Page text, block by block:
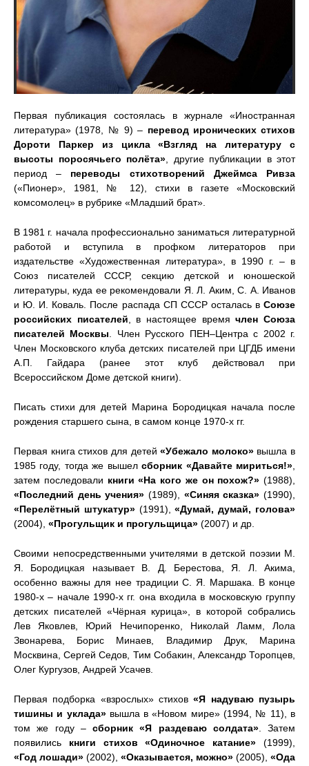
Первая публикация состоялась в журнале «Иностранная
литература» (1978, № 9) – перевод иронических стихов
Дороти Паркер из цикла «Взгляд на литературу с
высоты поросячьего полёта» , другие публикации в этот
период – переводы стихотворений Джеймса Ривза
(«Пионер», 1981, № 12), стихи в газете «Московский
комсомолец» в рубрике «Младший брат».
В 1981 г. начала профессионально заниматься литературной
работой и вступила в профком литераторов при
издательстве «Художественная литература», в 1990 г. – в
Союз писателей СССР, секцию детской и юношеской
литературы, куда ее рекомендовали Я. Л. Аким, С. А. Иванов
и Ю. И. Коваль. После распада СП СССР осталась в Союзе
российских писателей , в настоящее времячлен Союза
писателей Москвы . Член Русского ПЕН–Центра с 2002 г.
Член Московского клуба детских писателей при ЦГДБ имени
А.П. Гайдара (ранее этот клуб действовал при
Всероссийском Доме детской книги).
Писать стихи для детей Марина Бородицкая начала после
рождения старшего сына, в самом конце 1970-х гг.
Первая книга стихов для детей«Убежало молоко»вышла в
1985 году, тогда же вышелсборник «Давайте мириться!»
затем последовали книги «На кого же он похож?» (1988),
«Последний день учения» (1989), «Синяя сказка» (1990),
«Перелётный штукатур»(1991),«Думай, думай, голова»
(2004), «Прогульщик и прогульщица» (2007) и др.
Своими непосредственными учителями в детской поэзии М.
Я. Бородицкая называет В. Д. Берестова, Я. Л. Акима,
особенно важны для нее традиции С. Я. Маршака. В конце
1980-х – начале 1990-х гг. она входила в московскую группу
детских писателей «Чёрная курица», в которой собрались
Лев Яковлев, Юрий Нечипоренко, Николай Ламм, Лола
Звонарева, Борис Минаев, Владимир Друк, Марина
Москвина, Сергей Седов, Тим Собакин, Александр Торопцев,
Олег Кургузов, Андрей Усачев.
Первая подборка «взрослых» стихов«Я надуваю пузырь
тишины и уклада»вышла в «Новом мире» (1994, № 11), в
том же году – сборник «Я раздеваю солдата». Затем
появились книги стихов «Одиночное катание» (1999),
«Год лошади» (2002), «Оказывается, можно» (2005), «Ода